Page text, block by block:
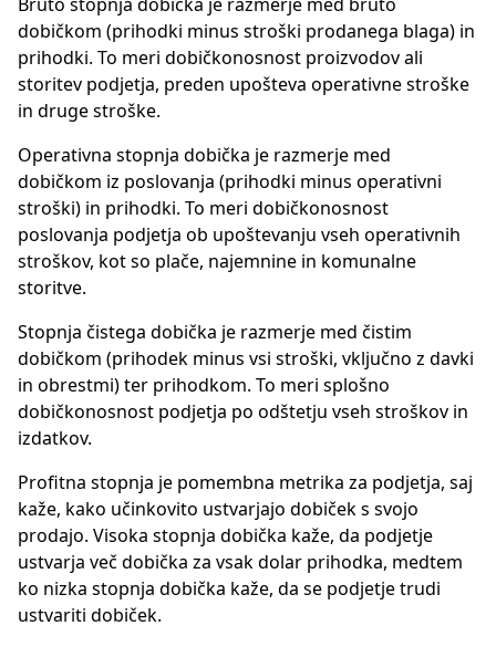
dobičkom (prihodki minus stroški prodanega blaga) in
prihodki. To meri dobičkonosnost proizvodov ali
storitev podjetja, preden upošteva operativne stroške
in druge stroške.
Operativna stopnja dobička je razmerje med
dobičkom iz poslovanja (prihodki minus operativni
stroški) in prihodki. To meri dobičkonosnost
poslovanja podjetja ob upoštevanju vseh operativnih
stroškov, kot so plače, najemnine in komunalne
storitve.
Stopnja čistega dobička je razmerje med čistim
dobičkom (prihodek minus vsi stroški, vključno z davki
in obrestmi) ter prihodkom. To meri splošno
dobičkonosnost podjetja po odštetju vseh stroškov in
izdatkov.
Profitna stopnja je pomembna metrika za podjetja, saj
kaže, kako učinkovito ustvarjajo dobiček s svojo
prodajo. Visoka stopnja dobička kaže, da podjetje
ustvarja več dobička za vsak dolar prihodka, medtem
ko nizka stopnja dobička kaže, da se podjetje trudi
ustvariti dobiček.